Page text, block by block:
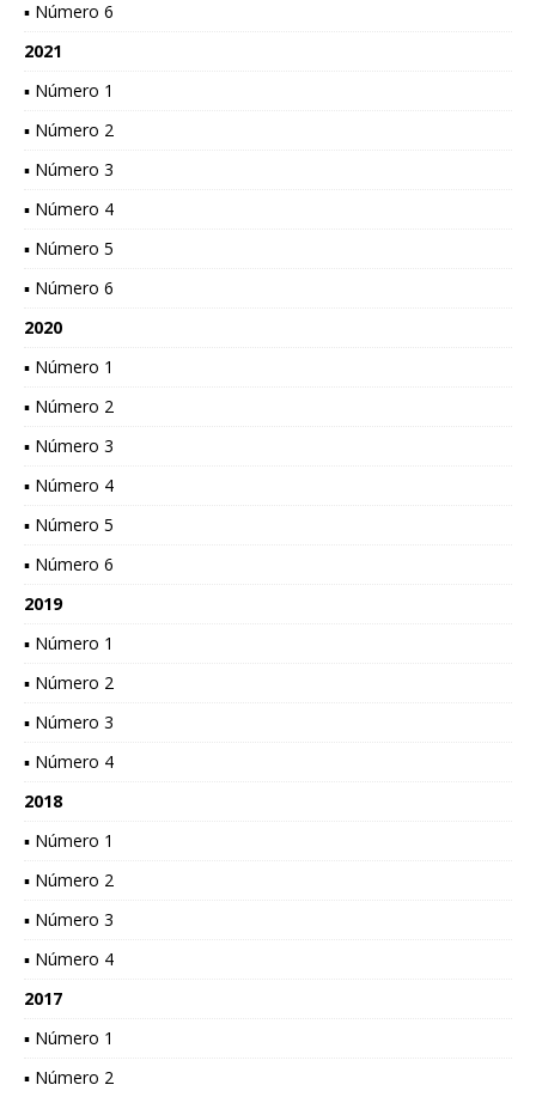
▪ Número 6
2021
▪ Número 1
▪ Número 2
▪ Número 3
▪ Número 4
▪ Número 5
▪ Número 6
2020
▪ Número 1
▪ Número 2
▪ Número 3
▪ Número 4
▪ Número 5
▪ Número 6
2019
▪ Número 1
▪ Número 2
▪ Número 3
▪ Número 4
2018
▪ Número 1
▪ Número 2
▪ Número 3
▪ Número 4
2017
▪ Número 1
▪ Número 2